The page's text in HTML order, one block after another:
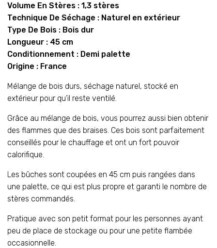
Volume En Stères : 1,3 stères
Technique De Séchage : Naturel en extérieur
Type De Bois : Bois dur
Longueur : 45 cm
Conditionnement : Demi palette
Origine : France
Mélange de bois durs, séchage naturel, stocké en
extérieur pour qu’il reste ventilé.
Grâce au mélange de bois, vous pourrez aussi bien obtenir
des flammes que des braises. Ces bois sont parfaitement
conseillés pour le chauffage et ont un fort pouvoir
calorifique.
Les bûches sont coupées en 45 cm puis rangées dans
une palette, ce qui est plus propre et garanti le nombre de
stères commandés.
Pratique avec son petit format pour les personnes ayant
peu de place de stockage ou pour une petite flambée
occasionnelle.